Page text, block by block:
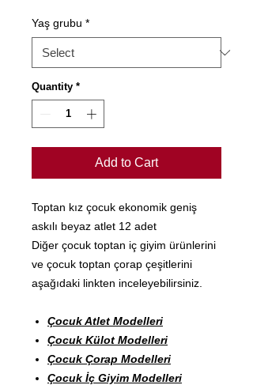
Yaş grubu *
Quantity *
Add to Cart
Toptan kız çocuk ekonomik geniş
askılı beyaz atlet 12 adet
Diğer çocuk toptan iç giyim ürünlerini
ve çocuk toptan çorap çeşitlerini
aşağıdaki linkten inceleyebilirsiniz.
Çocuk Atlet Modelleri
Çocuk Külot Modelleri
Çocuk Çorap Modelleri
Çocuk İç Giyim Modelleri